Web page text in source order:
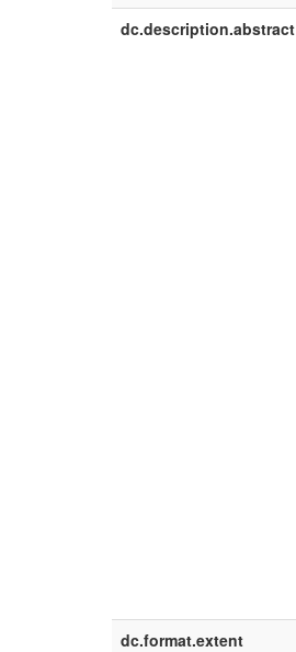
dc.description.abstract
dc.format.extent